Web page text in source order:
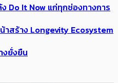
Do It Now แก่ทุกช่องทางการ
าสร้าง Longevity Ecosystem
ยั่งยืน